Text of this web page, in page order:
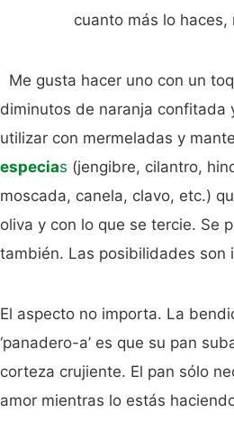
cuanto más lo haces,
Me gusta hacer uno con un
diminutos de naranja confitada
utilizar con mermeladas y
especias (jengibre, cilantro,
moscada, canela, clavo, etc.)
oliva y con lo que se tercie. Se
también. Las posibilidades son
El aspecto no importa. La
‘panadero-a’ es que su pan
corteza crujiente. El pan sólo
amor mientras lo estás